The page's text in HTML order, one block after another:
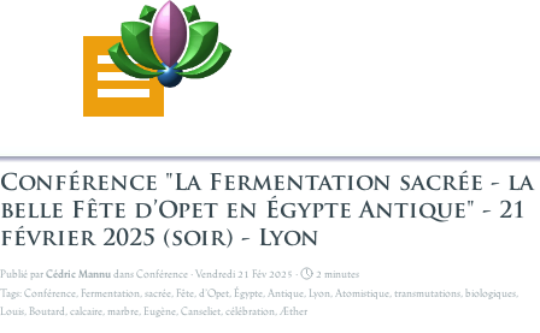
Sauter le menu
Conférence "La Fermentation sacrée - la
belle Fête d’Opet en Égypte Antique" - 21
février 2025 (soir) - Lyon
Publié parCédric MannudansConférence · Vendredi 21 Fév 2025 ·
2 minutes
Tags:Conférence Fermentation sacrée Fête d’Opet Égypte Antique Lyon Atomistique transmutations biologiques
Louis Boutard calcaire marbre Eugène Canseliet célébration Æther